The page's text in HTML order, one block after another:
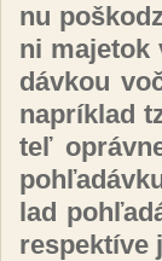
nu
ni ma­je­tok
dáv­kou
nap­rík­lad
teľ
lad
res­pek­tí­ve